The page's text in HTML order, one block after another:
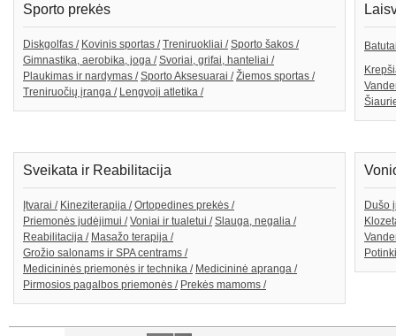
Sporto prekės
Diskgolfas / Kovinis sportas / Treniruokliai / Sporto šakos /
Gimnastika, aerobika, joga / Svoriai, grifai, hanteliai /
Plaukimas ir nardymas / Sporto Aksesuarai / Žiemos sportas /
Treniruočių įranga / Lengvoji atletika /
Sveikata ir Reabilitacija
Įtvarai / Kineziterapija / Ortopedines prekės /
Priemonės judėjimui / Voniai ir tualetui / Slauga, negalia /
Reabilitacija / Masažo terapija /
Grožio salonams ir SPA centrams /
Medicininės priemonės ir technika / Medicininė apranga /
Pirmosios pagalbos priemonės / Prekės mamoms /
Dušo